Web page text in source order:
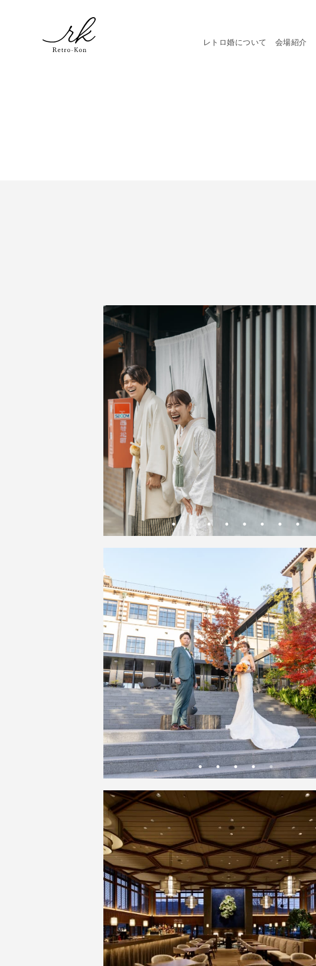
レトロ婚について 会場紹介